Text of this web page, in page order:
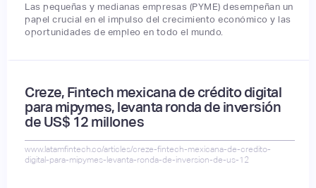
Las pequeñas y medianas empresas (PYME) desempeñan un
papel crucial en el impulso del crecimiento económico y las
oportunidades de empleo en todo el mundo.
Creze, Fintech mexicana de crédito digital
para mipymes, levanta ronda de inversión
de US$ 12 millones
www.latamfintech.co/articles/creze-fintech-mexicana-de-credito-
digital-para-mipymes-levanta-ronda-de-inversion-de-us-12